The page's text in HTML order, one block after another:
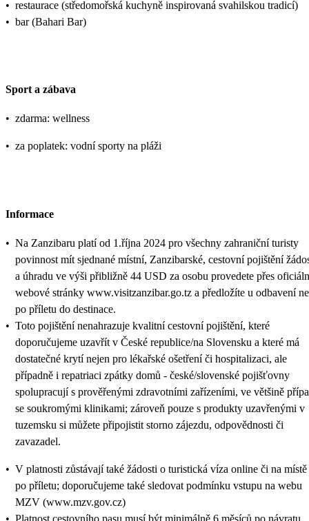
• restaurace (středomořská kuchyně inspirovaná svahilskou tradicí)
• bar (Bahari Bar)
Sport a zábava
• zdarma: wellness
• za poplatek: vodní sporty na pláži
Informace
• Na Zanzibaru platí od 1.října 2024 pro všechny zahraniční turisty
povinnost mít sjednané místní, Zanzibarské, cestovní pojištění
a úhradu ve výši přibližně 44 USD za osobu provedete přes
webové stránky www.visitzanzibar.go.tz a předložíte u odbavení
po příletu do destinace.
• Toto pojištění nenahrazuje kvalitní cestovní pojištění, které
doporučujeme uzavřít v České republice/na Slovensku a které má
dostatečné krytí nejen pro lékařské ošetření či hospitalizaci, ale
případně i repatriaci zpátky domů - české/slovenské pojišťovny
spolupracují s prověřenými zdravotními zařízeními, ve většině
se soukromými klinikami; zároveň pouze s produkty uzavřenými v
tuzemsku si můžete připojistit storno zájezdu, odpovědnosti či
zavazadel.
• V platnosti zůstávají také žádosti o turistická víza online či na místě
po příletu; doporučujeme také sledovat podmínku vstupu na webu
MZV (www.mzv.gov.cz)
• Platnost cestovního pasu musí být minimálně 6 měsíců po návratu.